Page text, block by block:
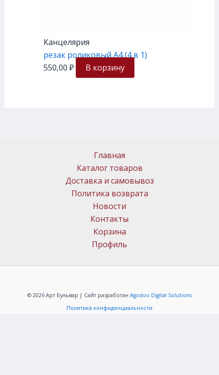
Канцелярия
резак роликовый А4 (4 в 1)
550,00 ₽ В корзину
Главная
Каталог товаров
Доставка и самовывоз
Политика возврата
Новости
Контакты
Корзина
Профиль
© 2026 Арт Бульвар | Сайт разработан Agodoo Digital Solutions
Политика конфиденциальности